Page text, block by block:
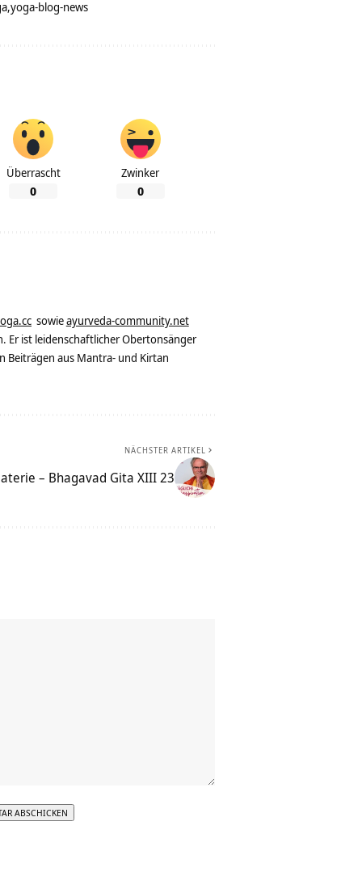
yoga-blog-news
Überrascht
0
Zwinker
0
sowieayurveda-community.net
Er ist leidenschaftlicher Obertonsänger
Beiträgen aus Mantra- und Kirtan
NÄCHSTER ARTIKEL
– Bhagavad Gita XIII 23